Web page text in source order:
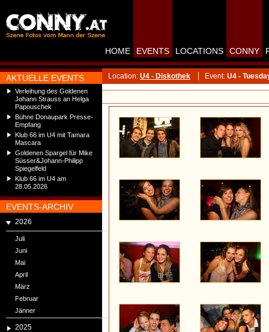
AKTUELLE EVENTS
Verleihung des Goldenen
Johann Strauss an Helga
Papouschek
Bühne Donaupark Presse-
Empfang
Klub 66 im U4 mit Tamara
Mascara
Goldenen Spargel für Mike
Süsser&Johann-Philipp
Spiegelfeld
Klub 66 im U4 am
28.05.2026
EVENTS-ARCHIV
2026
Juli
Juni
Mai
April
März
Februar
Jänner
2025
HOME EVENTS LOCATIONS CONNY
Location: U4 - Diskothek Event: U4 -